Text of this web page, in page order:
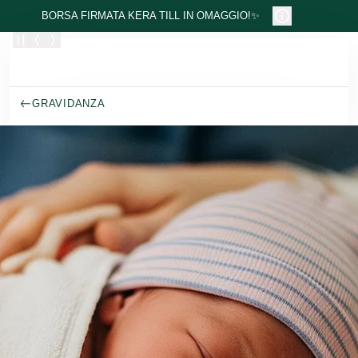
Passa al contenuto principale
BORSA FIRMATA KERA TILL IN OMAGGIO!✨
GRAVIDANZA